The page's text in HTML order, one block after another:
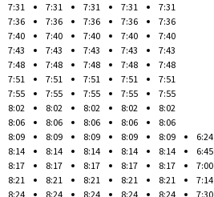
7:31
7:36
7:40
7:43
7:48
7:51
7:55
8:02
8:06
8:09
8:14
8:17
8:21
8:24
7:31
7:36
7:40
7:43
7:48
7:51
7:55
8:02
8:06
8:09
8:14
8:17
8:21
8:24
7:31
7:36
7:40
7:43
7:48
7:51
7:55
8:02
8:06
8:09
8:14
8:17
8:21
8:24
7:31
7:36
7:40
7:43
7:48
7:51
7:55
8:02
8:06
8:09
8:14
8:17
8:21
8:24
7:31
7:36
7:40
7:43
7:48
7:51
7:55
8:02
8:06
8:09
8:14
8:17
8:21
8:24
6:24
6:45
7:00
7:14
7:30